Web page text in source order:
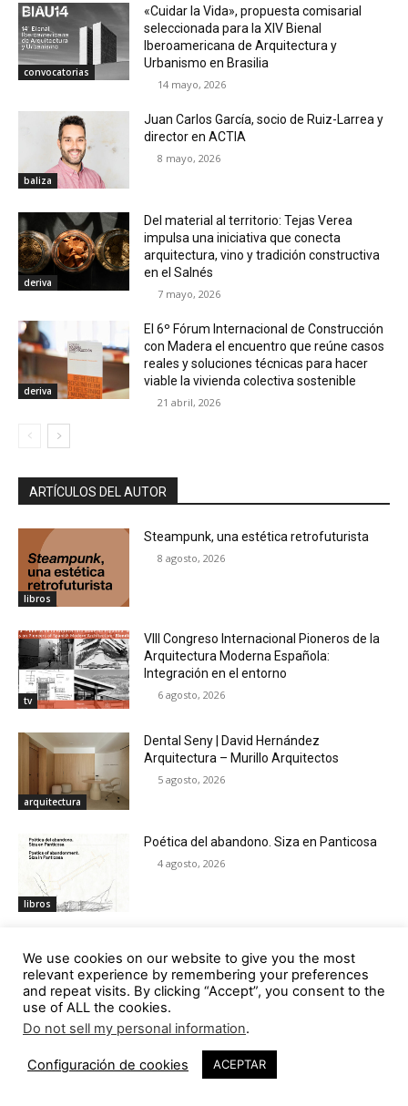
convocatorias
«Cuidar la Vida», propuesta comisarial
seleccionada para la XIV Bienal
Iberoamericana de Arquitectura y
Urbanismo en Brasilia
14 mayo, 2026
baliza
Juan Carlos García, socio de Ruiz-Larrea y
director en ACTIA
8 mayo, 2026
deriva
Del material al territorio: Tejas Verea
impulsa una iniciativa que conecta
arquitectura, vino y tradición constructiva
en el Salnés
7 mayo, 2026
deriva
El 6º Fórum Internacional de Construcción
con Madera el encuentro que reúne casos
reales y soluciones técnicas para hacer
viable la vivienda colectiva sostenible
21 abril, 2026
ARTÍCULOS DEL AUTOR
libros
Steampunk, una estética retrofuturista
8 agosto, 2026
tv
VIII Congreso Internacional Pioneros de la
Arquitectura Moderna Española:
Integración en el entorno
6 agosto, 2026
arquitectura
Dental Seny | David Hernández
Arquitectura – Murillo Arquitectos
5 agosto, 2026
libros
Poética del abandono. Siza en Panticosa
4 agosto, 2026
aparejo
convierte en la quinta fachada
30 julio, 2026
| Retuerto Arquitectos – dunar arquitectos
We use cookies on our website to give you the most
relevant experience by remembering your preferences
and repeat visits. By clicking “Accept”, you consent to the
use of ALL the cookies.
Do not sell my personal information.
Configuración de cookies ACEPTAR